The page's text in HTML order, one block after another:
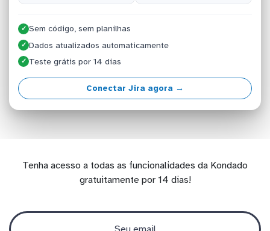
✓ Sem código, sem planilhas
✓ Dados atualizados automaticamente
✓ Teste grátis por 14 dias
Conectar Jira agora →
Tenha acesso a todas as funcionalidades da Kondado
gratuitamente por 14 dias!